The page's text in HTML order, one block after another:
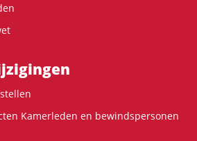
Kamerleden en bewindspersonen